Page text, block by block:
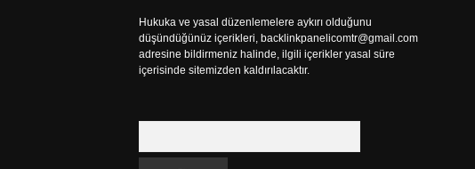
Hukuka ve yasal düzenlemelere aykırı olduğunu
düşündüğünüz içerikleri, backlinkpanelicomtr@gmail.com
adresine bildirmeniz halinde, ilgili içerikler yasal süre
içerisinde sitemizden kaldırılacaktır.